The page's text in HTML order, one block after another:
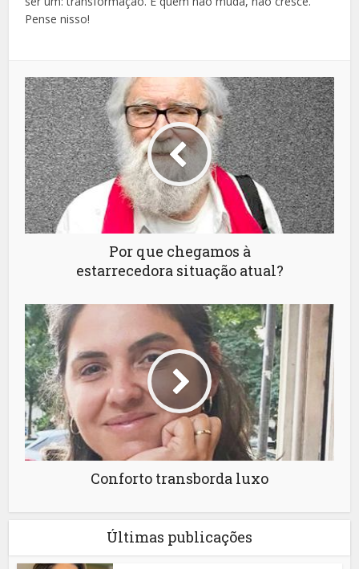
Pense nisso!
Por que chegamos à
estarrecedora situação atual?
Conforto transborda luxo
Últimas publicações